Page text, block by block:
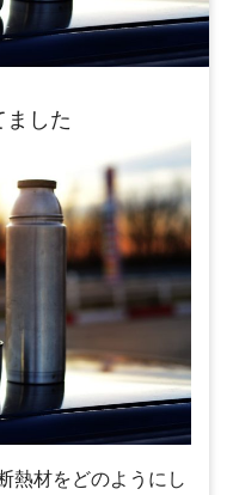
した
熱材をどのようにし